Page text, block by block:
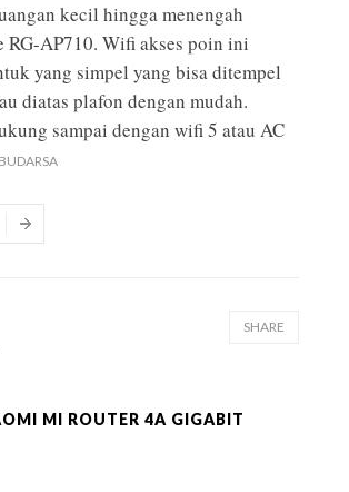
kecil hingga menengah
RG-AP710. Wifi akses poin ini
yang simpel yang bisa ditempel
diatas plafon dengan mudah.
sampai dengan wifi 5 atau AC
BUDARSA
SHARE
MI ROUTER 4A GIGABIT